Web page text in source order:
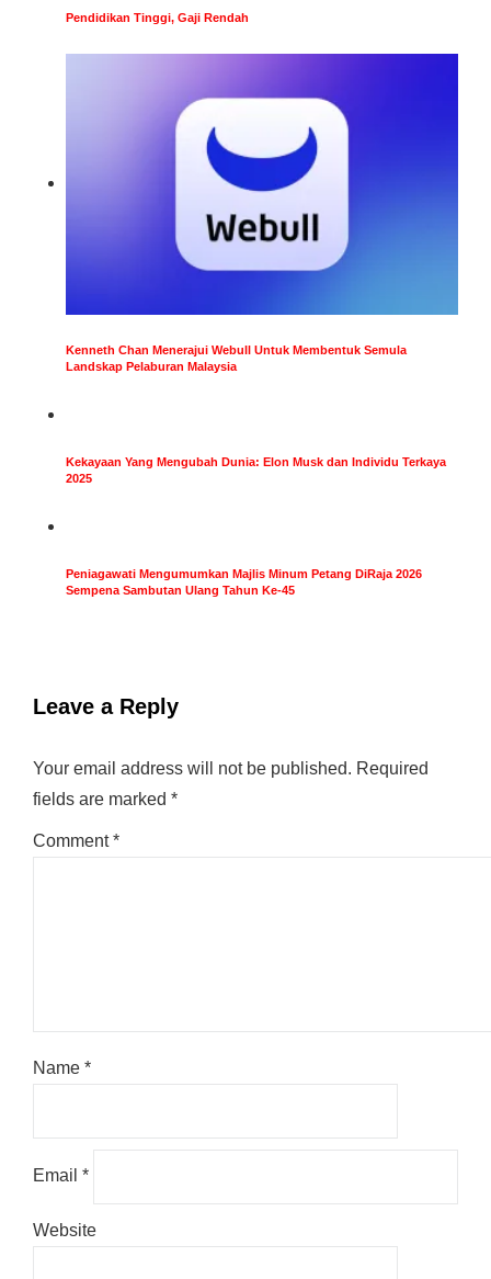
Pendidikan Tinggi, Gaji Rendah
Kenneth Chan Menerajui Webull Untuk Membentuk Semula
Landskap Pelaburan Malaysia
Kekayaan Yang Mengubah Dunia: Elon Musk dan Individu Terkaya
2025
Peniagawati Mengumumkan Majlis Minum Petang DiRaja 2026
Sempena Sambutan Ulang Tahun Ke-45
Leave a Reply
Your email address will not be published. Required
fields are marked *
Comment*
Name *
Email *
Website